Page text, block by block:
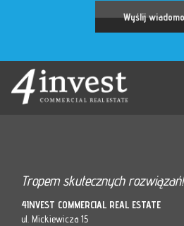
Tropem skutecznych rozwiązań!
4INVEST COMMERCIAL REAL ESTATE
ul. Mickiewicza 15